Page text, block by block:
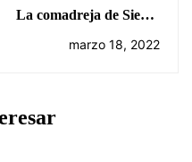
La comadreja de Sierra
Bermeja
marzo 18, 2022